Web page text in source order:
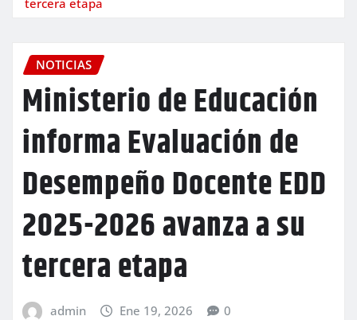
NOTICIAS
Ministerio de Educación
informa Evaluación de
Desempeño Docente EDD
2025-2026 avanza a su
tercera etapa
admin Ene 19, 2026 0